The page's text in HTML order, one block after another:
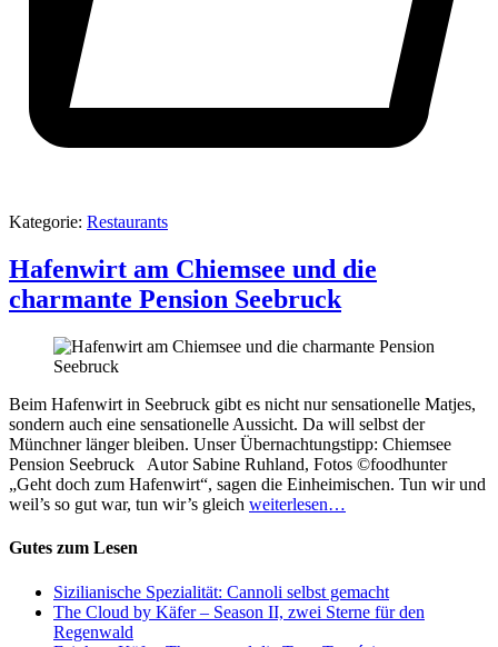
Kategorie: Restaurants
Hafenwirt am Chiemsee und die
charmante Pension Seebruck
Beim Hafenwirt in Seebruck gibt es nicht nur sensationelle Matjes,
sondern auch eine sensationelle Aussicht. Da will selbst der
Münchner länger bleiben. Unser Übernachtungstipp: Chiemsee
Pension Seebruck Autor Sabine Ruhland, Fotos ©foodhunter
„Geht doch zum Hafenwirt“, sagen die Einheimischen. Tun wir und
weil’s so gut war, tun wir’s gleich weiterlesen…
Gutes zum Lesen
Sizilianische Spezialität: Cannoli selbst gemacht
The Cloud by Käfer – Season II, zwei Sterne für den
Regenwald